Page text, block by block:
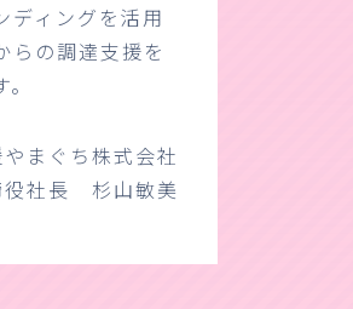
ディングを活用
らの調達支援を
まぐち株式会社
役社長 杉山敏美